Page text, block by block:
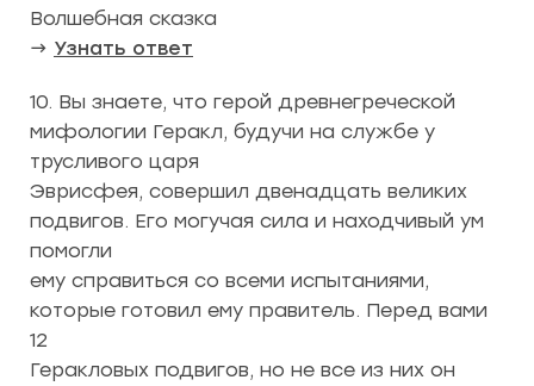
Волшебная сказка
→ Узнать ответ
10. Вы знаете, что герой древнегреческой
мифологии Геракл, будучи на службе у
трусливого царя
Эврисфея, совершил двенадцать великих
подвигов. Его могучая сила и находчивый ум
помогли
ему справиться со всеми испытаниями,
которые готовил ему правитель. Перед вами
12
Геракловых подвигов, но не все из них он